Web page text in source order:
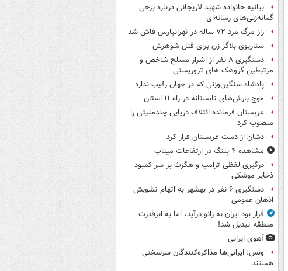
بیانیه خانواده شهید لاریجانی درباره برخی
گمانه‌زنی‌های رسانه‌ای
راز مرگ مرد ۷۲ ساله در تهرانپارس فاش شد
سناریوی بلاگر زن برای قتل شوهرش
دستگیری ۸ نفر از اشرار مسلح شاخص و
مرتبطین گروهک های تروریستی
پادشاه سنگین‌وزنی که در جهان رقیب ندارد
موج بارش‌های تابستانه در راه ۱۱ استان
عربستان فرمانده ائتلاف دریایی چندملیتی را
منصوب کرد
دشان از دست عربستان فرار کرد
مشاهده ۴ پلنگ در ارتفاعات میناب
درگیری لفظی ترامپ و هگزث بر سر کمبود
ذخایر موشکی
دستگیری ۶ نفر در بهشهر به اتهام تشویش
اذهان عمومی
قرار بود ایران به زانو درآید، اما به ابرقدرت
منطقه تبدیل شد!
آهوی ایرانی
ونس: ایرانی‌ها مذاکره‌کنندگان سرسختی
هستند